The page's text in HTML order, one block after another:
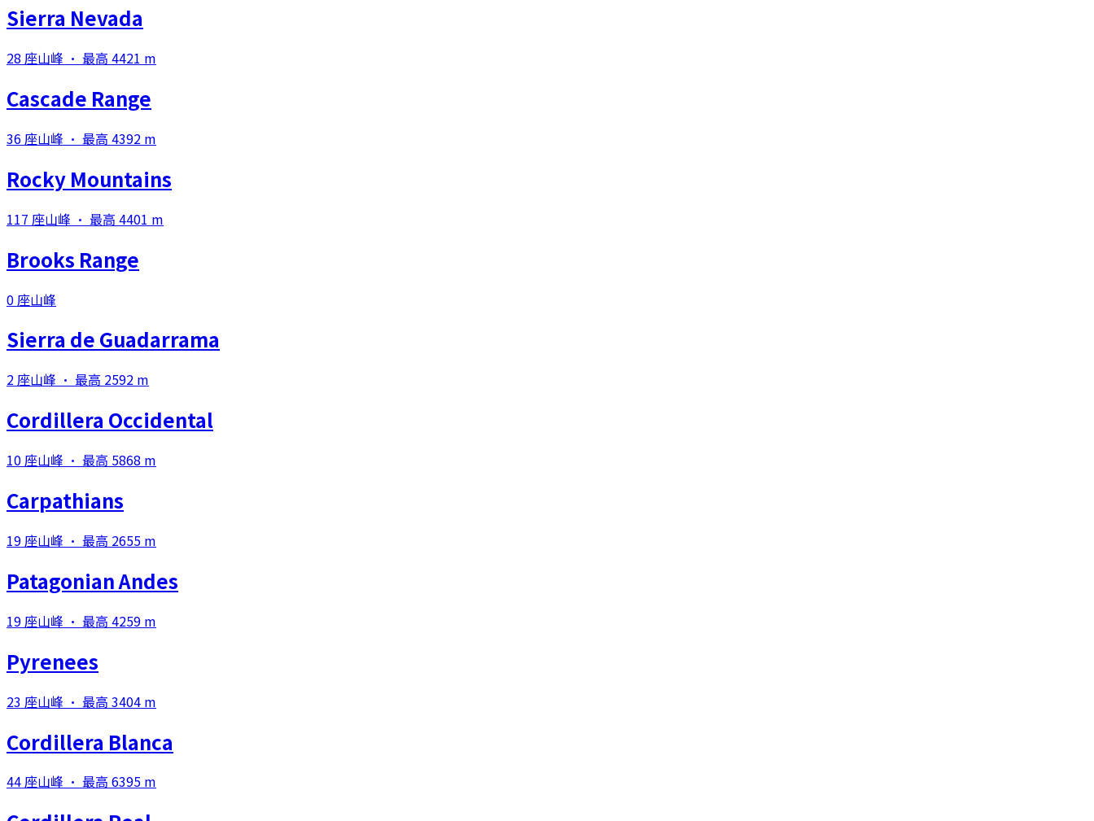
Sierra Nevada
28 座山峰 · 最高 4421 m
Cascade Range
36 座山峰 · 最高 4392 m
Rocky Mountains
117 座山峰 · 最高 4401 m
Brooks Range
0 座山峰
Sierra de Guadarrama
2 座山峰 · 最高 2592 m
Cordillera Occidental
10 座山峰 · 最高 5868 m
Carpathians
19 座山峰 · 最高 2655 m
Patagonian Andes
19 座山峰 · 最高 4259 m
Pyrenees
23 座山峰 · 最高 3404 m
Cordillera Blanca
44 座山峰 · 最高 6395 m